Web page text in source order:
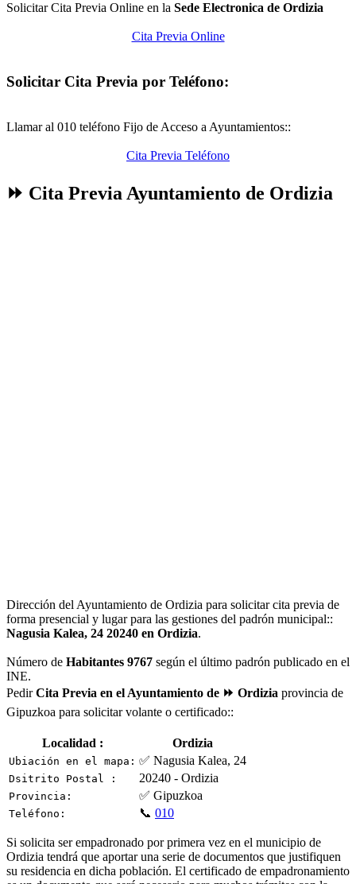
Solicitar Cita Previa Online en la Sede Electronica de Ordizia
Cita Previa Online
Solicitar Cita Previa por Teléfono:
Llamar al 010 teléfono Fijo de Acceso a Ayuntamientos::
Cita Previa Teléfono
⏩ Cita Previa Ayuntamiento de Ordizia
Dirección del Ayuntamiento de Ordizia para solicitar cita previa de
forma presencial y lugar para las gestiones del padrón municipal::
Nagusia Kalea, 24 20240 en Ordizia.
Número de Habitantes 9767 según el último padrón publicado en el
INE.
PedirCita Previa en el Ayuntamiento de ⏩ Ordizia provincia de
Gipuzkoa para solicitar volante o certificado::
Localidad : Ordizia
Ubiación en el mapa: ✅ Nagusia Kalea, 24
Dsitrito Postal : 20240 - Ordizia
Provincia: ✅ Gipuzkoa
Teléfono: 📞 010
Si solicita ser empadronado por primera vez en el municipio de
Ordizia tendrá que aportar una serie de documentos que justifiquen
su residencia en dicha población. El certificado de empadronamiento